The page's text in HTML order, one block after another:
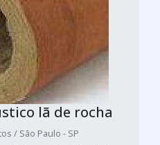
lã de rocha
/ São Paulo - SP